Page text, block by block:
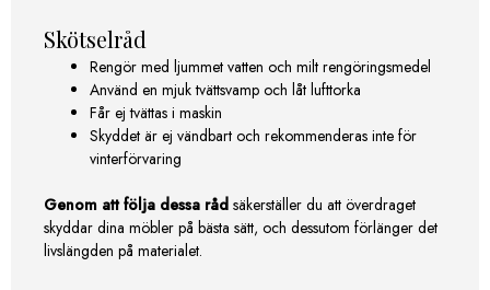
Skötselråd
Rengör med ljummet vatten och milt rengöringsmedel
Använd en mjuk tvättsvamp och låt lufttorka
Får ej tvättas i maskin
Skyddet är ej vändbart och rekommenderas inte för
vinterförvaring
Genom att följa dessa råd säkerställer du att överdraget
skyddar dina möbler på bästa sätt, och dessutom förlänger det
livslängden på materialet.